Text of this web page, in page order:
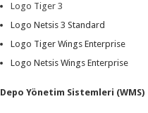
Logo Tiger 3
Logo Netsis 3 Standard
Logo Tiger Wings Enterprise
Logo Netsis Wings Enterprise
Depo Yönetim Sistemleri (WMS)